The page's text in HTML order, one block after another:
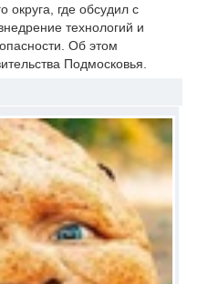
округа, где обсудил с
технологий и
Об этом
Подмосковья.